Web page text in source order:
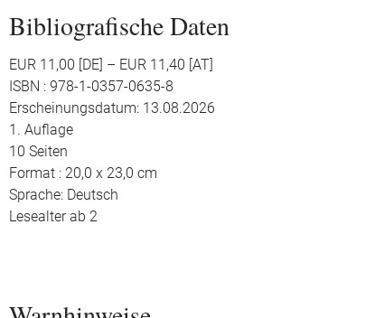
Bibliografische Daten
EUR 11,00 [DE] – EUR 11,40 [AT]
ISBN : 978-1-0357-0635-8
Erscheinungsdatum: 13.08.2026
1. Auflage
10 Seiten
Format : 20,0 x 23,0 cm
Sprache: Deutsch
Lesealter ab 2